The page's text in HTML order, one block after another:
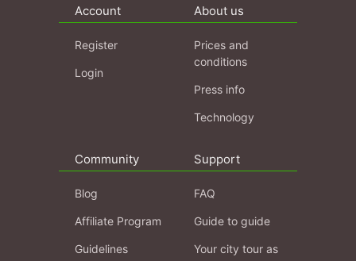
Account
Register
Login
About us
Prices and
conditions
Press info
Technology
Community
Blog
Affiliate Program
Guidelines
Support
FAQ
Guide to guide
Your city tour as